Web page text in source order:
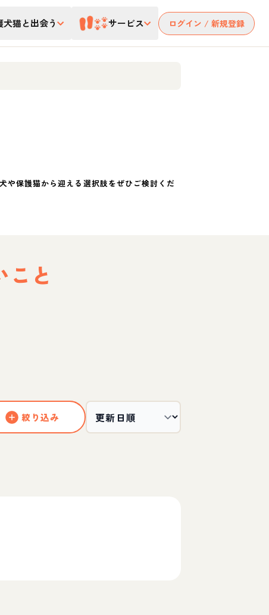
犬猫と出会う サービス ログイン / 新規登録
や保護猫から迎える選択肢をぜひご検討くだ
こと
絞り込み